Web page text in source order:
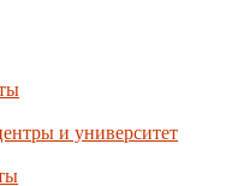
и университет